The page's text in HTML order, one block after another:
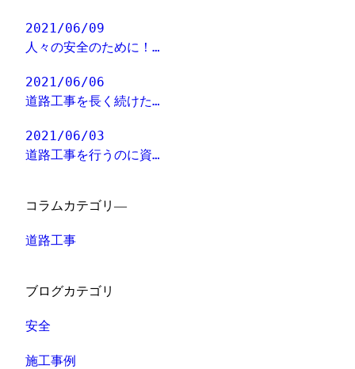
2021/06/09
人々の安全のために！…
2021/06/06
道路工事を長く続けた…
2021/06/03
道路工事を行うのに資…
コラムカテゴリ―
道路工事
ブログカテゴリ
安全
施工事例